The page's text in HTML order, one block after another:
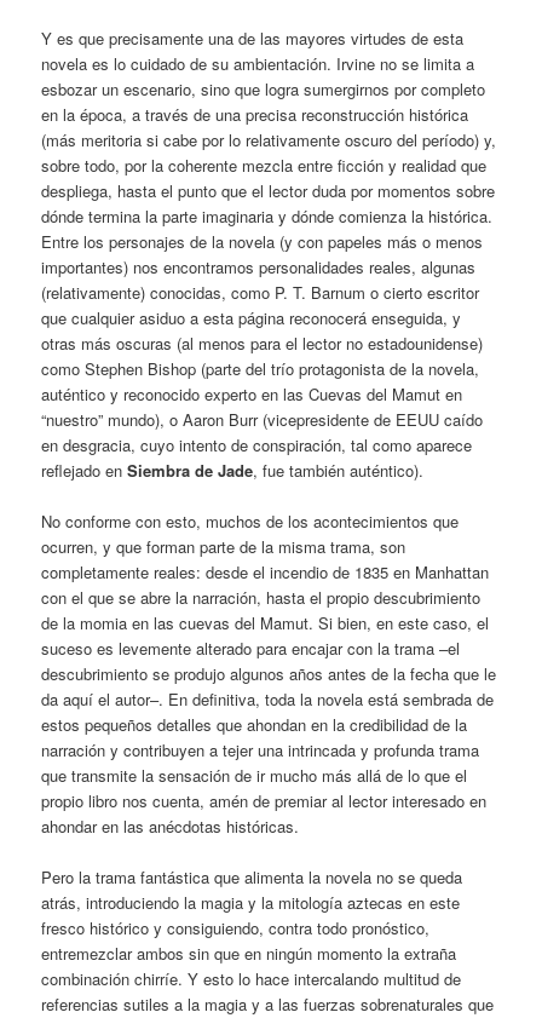
Y es que precisamente una de las mayores virtudes de esta
novela es lo cuidado de su ambientación. Irvine no se limita a
esbozar un escenario, sino que logra sumergirnos por completo
en la época, a través de una precisa reconstrucción histórica
(más meritoria si cabe por lo relativamente oscuro del período) y,
sobre todo, por la coherente mezcla entre ficción y realidad que
despliega, hasta el punto que el lector duda por momentos sobre
dónde termina la parte imaginaria y dónde comienza la histórica.
Entre los personajes de la novela (y con papeles más o menos
importantes) nos encontramos personalidades reales, algunas
(relativamente) conocidas, como P. T. Barnum o cierto escritor
que cualquier asiduo a esta página reconocerá enseguida, y
otras más oscuras (al menos para el lector no estadounidense)
como Stephen Bishop (parte del trío protagonista de la novela,
auténtico y reconocido experto en las Cuevas del Mamut en
“nuestro” mundo), o Aaron Burr (vicepresidente de EEUU caído
en desgracia, cuyo intento de conspiración, tal como aparece
reflejado enSiembra de Jade, fue también auténtico).
No conforme con esto, muchos de los acontecimientos que
ocurren, y que forman parte de la misma trama, son
completamente reales: desde el incendio de 1835 en Manhattan
con el que se abre la narración, hasta el propio descubrimiento
de la momia en las cuevas del Mamut. Si bien, en este caso, el
suceso es levemente alterado para encajar con la trama –el
descubrimiento se produjo algunos años antes de la fecha que le
da aquí el autor–. En definitiva, toda la novela está sembrada de
estos pequeños detalles que ahondan en la credibilidad de la
narración y contribuyen a tejer una intrincada y profunda trama
que transmite la sensación de ir mucho más allá de lo que el
propio libro nos cuenta, amén de premiar al lector interesado en
ahondar en las anécdotas históricas.
Pero la trama fantástica que alimenta la novela no se queda
atrás, introduciendo la magia y la mitología aztecas en este
fresco histórico y consiguiendo, contra todo pronóstico,
entremezclar ambos sin que en ningún momento la extraña
combinación chirríe. Y esto lo hace intercalando multitud de
referencias sutiles a la magia y a las fuerzas sobrenaturales que